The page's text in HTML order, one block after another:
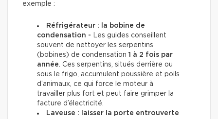
exemple :
Réfrigérateur : la bobine de
condensation - Les guides conseillent
souvent de nettoyer les serpentins
(bobines) de condensation 1 à 2 fois par
année. Ces serpentins, situés derrière ou
sous le frigo, accumulent poussière et poils
d’animaux, ce qui force le moteur à
travailler plus fort et peut faire grimper la
facture d’électricité.
Laveuse : laisser la porte entrouverte